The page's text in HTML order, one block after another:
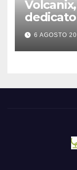
è nato a
6 AGOSTO